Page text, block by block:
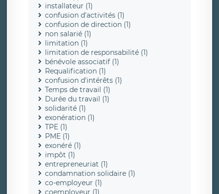
installateur (1)
confusion d'activités (1)
confusion de direction (1)
non salarié (1)
limitation (1)
limitation de responsabilité (1)
bénévole associatif (1)
Requalification (1)
confusion d'intérêts (1)
Temps de travail (1)
Durée du travail (1)
solidarité (1)
exonération (1)
TPE (1)
PME (1)
exonéré (1)
impôt (1)
entrepreneuriat (1)
condamnation solidaire (1)
co-employeur (1)